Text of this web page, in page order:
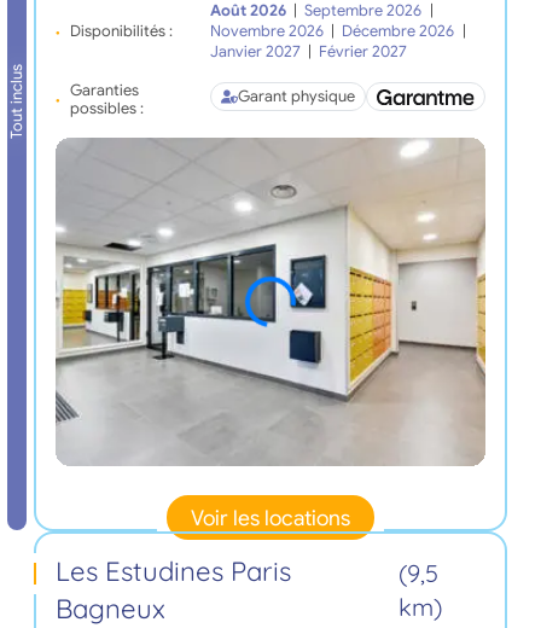
Tout inclus
Disponibilités :
Août 2026 Septembre 2026
Novembre 2026
Décembre 2026
Janvier 2027
Février 2027
Garanties
possibles :
Garant physique
Voir les locations
Les Estudines Paris
Bagneux
(9,5
km)